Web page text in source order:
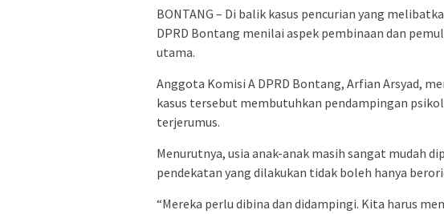
BONTANG – Di balik kasus pencurian yang
DPRD Bontang menilai aspek pembinaan dan
utama.
Anggota Komisi A DPRD Bontang, Arfian Arsyad,
kasus tersebut membutuhkan pendampingan
terjerumus.
Menurutnya, usia anak-anak masih sangat mudah
pendekatan yang dilakukan tidak boleh hanya
“Mereka perlu dibina dan didampingi. Kita harus